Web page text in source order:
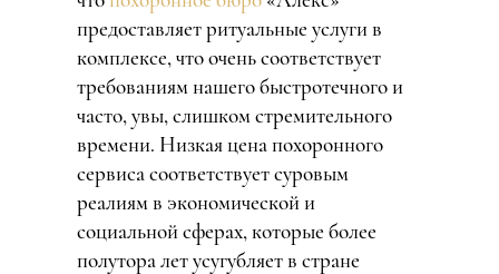
предоставляет ритуальные услуги в
комплексе, что очень соответствует
требованиям нашего быстротечного и
часто, увы, слишком стремительного
времени. Низкая цена похоронного
сервиса соответствует суровым
реалиям в экономической и
социальной сферах, которые более
полутора лет усугубляет в стране